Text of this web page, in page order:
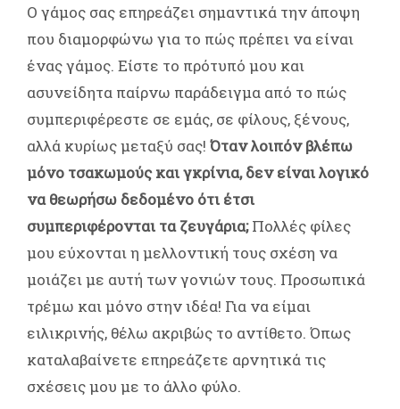
Ο γάμος σας επηρεάζει σημαντικά την άποψη
που διαμορφώνω για το πώς πρέπει να είναι
ένας γάμος. Είστε το πρότυπό μου και
ασυνείδητα παίρνω παράδειγμα από το πώς
συμπεριφέρεστε σε εμάς, σε φίλους, ξένους,
αλλά κυρίως μεταξύ σας! Όταν λοιπόν βλέπω
μόνο τσακωμούς και γκρίνια, δεν είναι λογικό
να θεωρήσω δεδομένο ότι έτσι
συμπεριφέρονται τα ζευγάρια;Πολλές φίλες
μου εύχονται η μελλοντική τους σχέση να
μοιάζει με αυτή των γονιών τους. Προσωπικά
τρέμω και μόνο στην ιδέα! Για να είμαι
ειλικρινής, θέλω ακριβώς το αντίθετο. Όπως
καταλαβαίνετε επηρεάζετε αρνητικά τις
σχέσεις μου με το άλλο φύλο.